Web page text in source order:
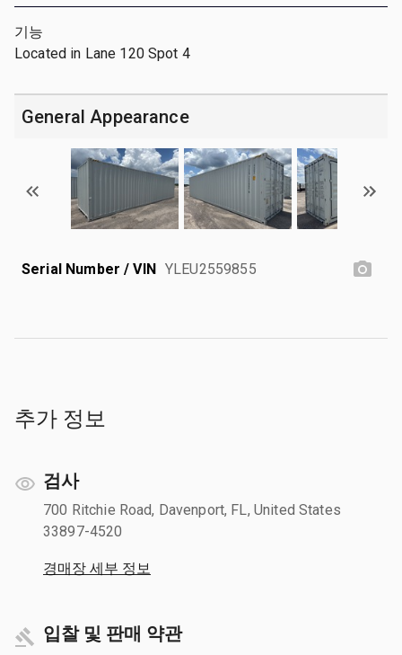
기능
Located in Lane 120 Spot 4
General Appearance
Serial Number / VIN YLEU2559855
추가 정보
검사
700 Ritchie Road, Davenport, FL, United States
33897-4520
경매장 세부 정보
입찰 및 판매 약관